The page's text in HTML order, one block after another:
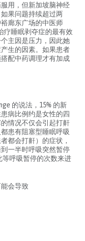
用，但新加坡脑神经
果问题持续超过两
廊东广场的中医师
疗睡眠剥夺症的最有效
主因是压力，因此她
生的因素。如果患者
配中药调理才有加成
的说法，15% 的新
病比例约是女性的四
情况不仅会引起打鼾
患有阻塞型睡眠呼吸
都会打鼾）的症状，
一半时呼吸突然暂停
等呼吸暂停的次数来进
会导致